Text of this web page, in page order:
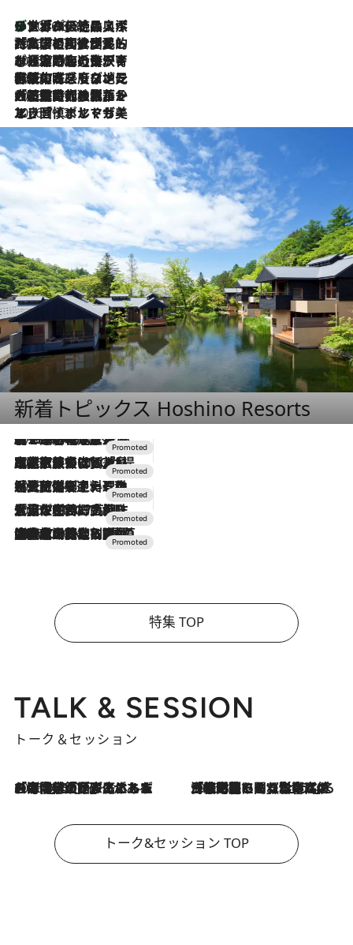
2026.8.8
リスボンの絶品スイーツ「パステル・デ・ナタ」とは？ポルトガル伝統の奥深い世界へ
2026.7.27
「私の祖国はポルトガル語です」国民的詩人フェルナンド・ペソアと、彼が愛した文学の街を歩く
2026.7.26
ポルトガル近海が育む極上の海の幸。キリリと冷えた白ワインと愉しむ、シーフード専門店の贅沢
2026.7.22
伝統の味をモダンに昇華。高感度な地元客が集う、リスボンの最旬ガストロノミー
2026.7.21
大航海時代の栄華から、震災、独裁、そして革命へ。ポルトガル・首都リスボンの石畳に刻まれた「歴史の光と影」
2026.7.13
エッセイ・ヤマザキマリ「慎ましくも美しき国 ポルトガル」
新着トピックス Hoshino Resorts
2026.8.7
【トンボの足水浴】ヒノキの香りに包まれて涼感マックス！約13℃の湧水かけ流しを避暑地「星野温泉 トンボの湯」で体験
2026.7.31
【ホテル帰省】という選択肢をOMOが提案。家族とほどよい距離を保つには「昼は実家、夜は気兼ねなくホテルで！」
2026.7.24
【夏限定ディナーコース】旬を迎える稚鮎や花ズッキーニなどをイタリア・トスカーナの郷土料理の手法で満喫！
2026.7.17
「土佐和ハーブかき氷」がOMO7高知に登場！生姜、山椒、大葉など目にも舌にも涼を呼ぶ郷土の味
2026.7.10
NEW OPEN！【界 草津】名湯の地に誕生。趣の異なる2種の温泉と上州ならではの会席・蕎麦割烹など美食を味わう究極の癒やし旅
特集 TOP
TALK & SESSION
トーク＆セッション
2026.8.3
「今後値上げがあるとすれば…」「リスクがあるのは今年の冬」エネルギー専門家が語る、ホルムズ海峡封鎖が家庭にもたらす“ある心配” 2026.8.3
「住宅建てられない…」「サーチャージ料の高値が続いている」ホルムズ海峡封鎖による影響はいつまで続く？《エネルギー専門家に聞く“どうなる日本の暮らし”》
トーク&セッション TOP